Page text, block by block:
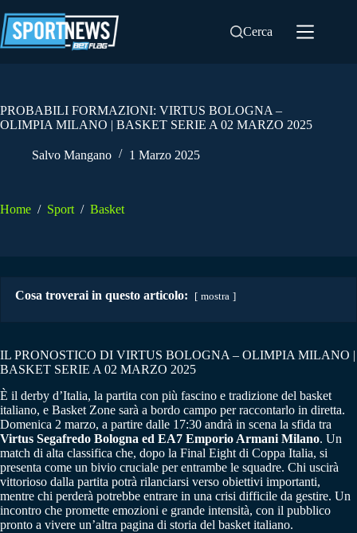
al
contenuto
Cerca
PROBABILI FORMAZIONI: VIRTUS BOLOGNA –
OLIMPIA MILANO | BASKET SERIE A 02 MARZO 2025
Salvo Mangano 1 Marzo 2025
Home / Sport / Basket
Cosa troverai in questo articolo: mostra
IL PRONOSTICO DI VIRTUS BOLOGNA – OLIMPIA MILANO |
BASKET SERIE A 02 MARZO 2025
È il derby d’Italia, la partita con più fascino e tradizione del basket
italiano, e Basket Zone sarà a bordo campo per raccontarlo in diretta.
Domenica 2 marzo, a partire dalle 17:30 andrà in scena la sfida tra
Virtus Segafredo Bologna ed EA7 Emporio Armani Milano. Un
match di alta classifica che, dopo la Final Eight di Coppa Italia, si
presenta come un bivio cruciale per entrambe le squadre. Chi uscirà
vittorioso dalla partita potrà rilanciarsi verso obiettivi importanti,
mentre chi perderà potrebbe entrare in una crisi difficile da gestire. Un
incontro che promette emozioni e grande intensità, con il pubblico
pronto a vivere un’altra pagina di storia del basket italiano.